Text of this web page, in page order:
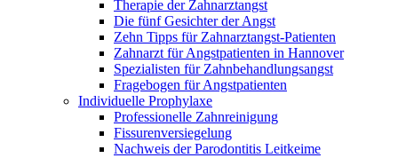
Therapie der Zahnarztangst
Die fünf Gesichter der Angst
Zehn Tipps für Zahnarztangst-Patienten
Zahnarzt für Angstpatienten in Hannover
Spezialisten für Zahnbehandlungsangst
Fragebogen für Angstpatienten
Individuelle Prophylaxe
Professionelle Zahnreinigung
Fissurenversiegelung
Nachweis der Parodontitis Leitkeime